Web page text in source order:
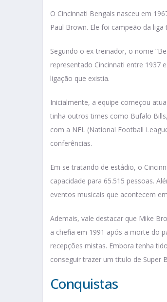
O Cincinnati Bengals nasceu em
Paul Brown. Ele foi campeão da
Segundo o ex-treinador, o nome
representado Cincinnati entre 1937
ligação que existia.
Inicialmente, a equipe começou
tinha outros times como Bufalo
com a NFL (National Football
conferências.
Em se tratando de estádio, o
capacidade para 65.515 pessoas.
eventos musicais que acontecem
Ademais, vale destacar que Mike
a chefia em 1991 após a morte do
recepções mistas. Embora tenha
conseguir trazer um título de Super
Conquistas